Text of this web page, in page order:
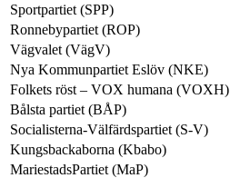
Sportpartiet (SPP)
Ronnebypartiet (ROP)
Vägvalet (VägV)
Nya Kommunpartiet Eslöv (NKE)
Folkets röst – VOX humana (VOXH)
Bålsta partiet (BÅP)
Socialisterna-Välfärdspartiet (S-V)
Kungsbackaborna (Kbabo)
MariestadsPartiet (MaP)